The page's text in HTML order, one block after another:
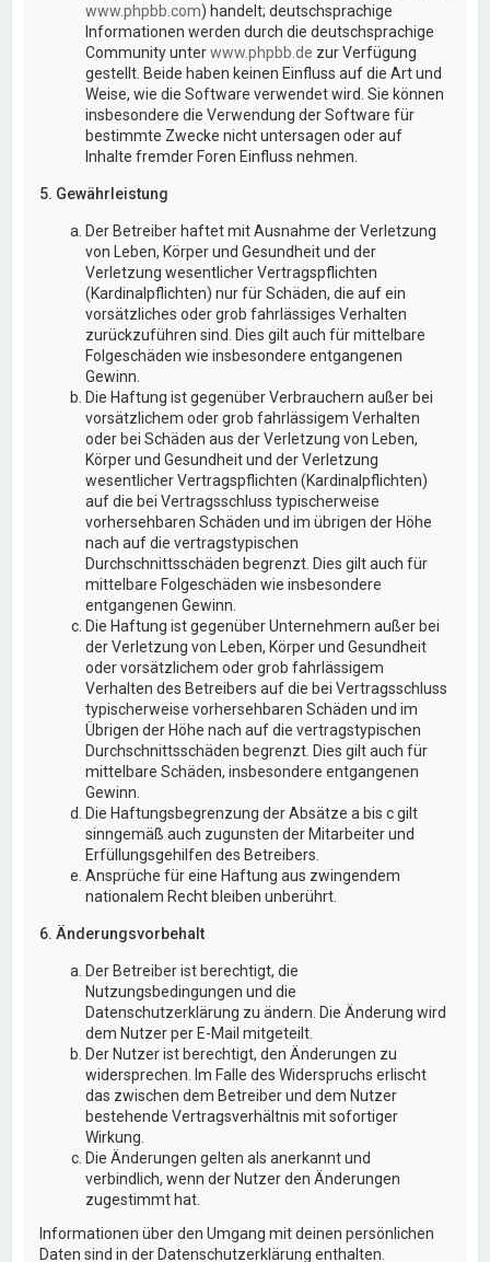
www.phpbb.com) handelt; deutschsprachige
Informationen werden durch die deutschsprachige
Community unterwww.phpbb.de zur Verfügung
gestellt. Beide haben keinen Einfluss auf die Art und
Weise, wie die Software verwendet wird. Sie können
insbesondere die Verwendung der Software für
bestimmte Zwecke nicht untersagen oder auf
Inhalte fremder Foren Einfluss nehmen.
5. Gewährleistung
Der Betreiber haftet mit Ausnahme der Verletzung
von Leben, Körper und Gesundheit und der
Verletzung wesentlicher Vertragspflichten
(Kardinalpflichten) nur für Schäden, die auf ein
vorsätzliches oder grob fahrlässiges Verhalten
zurückzuführen sind. Dies gilt auch für mittelbare
Folgeschäden wie insbesondere entgangenen
Gewinn.
Die Haftung ist gegenüber Verbrauchern außer bei
vorsätzlichem oder grob fahrlässigem Verhalten
oder bei Schäden aus der Verletzung von Leben,
Körper und Gesundheit und der Verletzung
wesentlicher Vertragspflichten (Kardinalpflichten)
auf die bei Vertragsschluss typischerweise
vorhersehbaren Schäden und im übrigen der Höhe
nach auf die vertragstypischen
Durchschnittsschäden begrenzt. Dies gilt auch für
mittelbare Folgeschäden wie insbesondere
entgangenen Gewinn.
Die Haftung ist gegenüber Unternehmern außer bei
der Verletzung von Leben, Körper und Gesundheit
oder vorsätzlichem oder grob fahrlässigem
Verhalten des Betreibers auf die bei Vertragsschluss
typischerweise vorhersehbaren Schäden und im
Übrigen der Höhe nach auf die vertragstypischen
Durchschnittsschäden begrenzt. Dies gilt auch für
mittelbare Schäden, insbesondere entgangenen
Gewinn.
Die Haftungsbegrenzung der Absätze a bis c gilt
sinngemäß auch zugunsten der Mitarbeiter und
Erfüllungsgehilfen des Betreibers.
Ansprüche für eine Haftung aus zwingendem
nationalem Recht bleiben unberührt.
6. Änderungsvorbehalt
Der Betreiber ist berechtigt, die
Nutzungsbedingungen und die
Datenschutzerklärung zu ändern. Die Änderung wird
dem Nutzer per E-Mail mitgeteilt.
Der Nutzer ist berechtigt, den Änderungen zu
widersprechen. Im Falle des Widerspruchs erlischt
das zwischen dem Betreiber und dem Nutzer
bestehende Vertragsverhältnis mit sofortiger
Wirkung.
Die Änderungen gelten als anerkannt und
verbindlich, wenn der Nutzer den Änderungen
zugestimmt hat.
Informationen über den Umgang mit deinen persönlichen
Daten sind in der Datenschutzerklärung enthalten.